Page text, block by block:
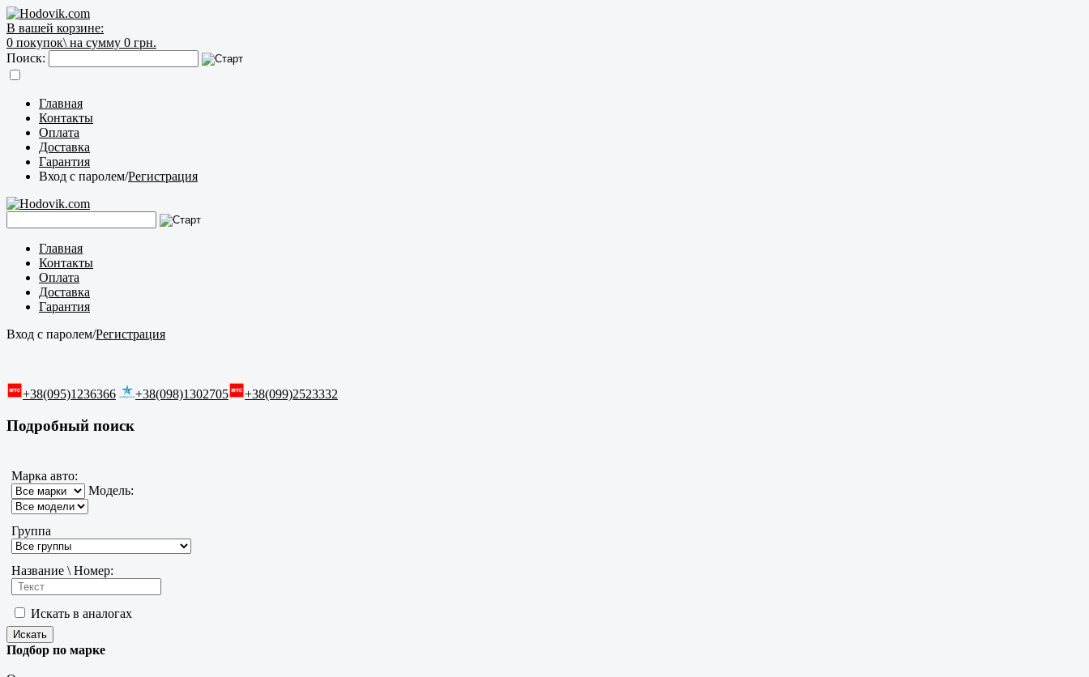
В вашей корзине:
0 покупок\ на сумму 0 грн.
Поиск:
Главная
Контакты
Оплата
Доставка
Гарантия
Вход с паролем/Регистрация
Главная
Контакты
Оплата
Доставка
Гарантия
Вход с паролем/Регистрация
+38(095)1236366 +38(098)1302705 +38(099)2523332
Подробный поиск
Марка авто:
Модель:
Группа
Название \ Номер:
Искать в аналогах
Подбор по марке